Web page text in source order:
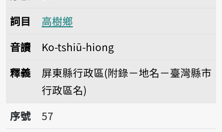
詞目
高樹鄉
音讀
Ko-tshiū-hiong
釋義
屏東縣行政區(附錄－地名－臺灣縣市
行政區名)
序號57國姓鄉
序號
57